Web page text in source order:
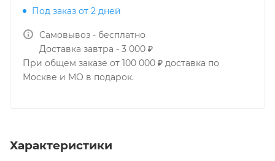
Под заказ от 2 дней
Самовывоз - бесплатно
Доставка завтра - 3 000 ₽
При общем заказе от 100 000 ₽ доставка по
Москве и МО в подарок.
Характеристики